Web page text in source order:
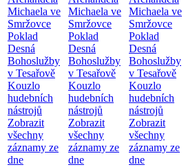
Michaela ve
Smržovce
Poklad
Desná
Bohoslužby
v Tesařově
Kouzlo
hudebních
nástrojů
Zobrazit
všechny
záznamy ze
dne
Michaela ve
Smržovce
Poklad
Desná
Bohoslužby
v Tesařově
Kouzlo
hudebních
nástrojů
Zobrazit
všechny
záznamy ze
dne
Michaela ve
Smržovce
Poklad
Desná
Bohoslužby
v Tesařově
Kouzlo
hudebních
nástrojů
Zobrazit
všechny
záznamy ze
dne